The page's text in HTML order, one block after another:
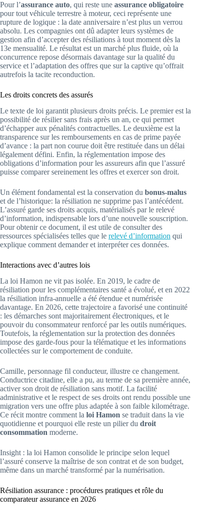
Pour l’assurance auto, qui reste une assurance obligatoire
pour tout véhicule terrestre à moteur, ceci représente une
rupture de logique : la date anniversaire n’est plus un verrou
absolu. Les compagnies ont dû adapter leurs systèmes de
gestion afin d’accepter des résiliations à tout moment dès la
13e mensualité. Le résultat est un marché plus fluide, où la
concurrence repose désormais davantage sur la qualité du
service et l’adaptation des offres que sur la captive qu’offrait
autrefois la tacite reconduction.
Les droits concrets des assurés
Le texte de loi garantit plusieurs droits précis. Le premier est la
possibilité de résilier sans frais après un an, ce qui permet
d’échapper aux pénalités contractuelles. Le deuxième est la
transparence sur les remboursements en cas de prime payée
d’avance : la part non courue doit être restituée dans un délai
légalement défini. Enfin, la réglementation impose des
obligations d’information pour les assureurs afin que l’assuré
puisse comparer sereinement les offres et exercer son droit.
Un élément fondamental est la conservation du bonus-malus
et de l’historique: la résiliation ne supprime pas l’antécédent.
L’assuré garde ses droits acquis, matérialisés par le relevé
d’information, indispensable lors d’une nouvelle souscription.
Pour obtenir ce document, il est utile de consulter des
ressources spécialisées telles que le relevé d’information qui
explique comment demander et interpréter ces données.
Interactions avec d’autres lois
La loi Hamon ne vit pas isolée. En 2019, le cadre de
résiliation pour les complémentaires santé a évolué, et en 2022
la résiliation infra-annuelle a été étendue et numérisée
davantage. En 2026, cette trajectoire a favorisé une continuité
: les démarches sont majoritairement électroniques, et le
pouvoir du consommateur renforcé par les outils numériques.
Toutefois, la réglementation sur la protection des données
impose des garde-fous pour la télématique et les informations
collectées sur le comportement de conduite.
Camille, personnage fil conducteur, illustre ce changement.
Conductrice citadine, elle a pu, au terme de sa première année,
activer son droit de résiliation sans motif. La facilité
administrative et le respect de ses droits ont rendu possible une
migration vers une offre plus adaptée à son faible kilométrage.
Ce récit montre comment la loi Hamon se traduit dans la vie
quotidienne et pourquoi elle reste un pilier du droit
consommation moderne.
Insight : la loi Hamon consolide le principe selon lequel
l’assuré conserve la maîtrise de son contrat et de son budget,
même dans un marché transformé par la numérisation.
Résiliation assurance : procédures pratiques et rôle du
comparateur assurance en 2026